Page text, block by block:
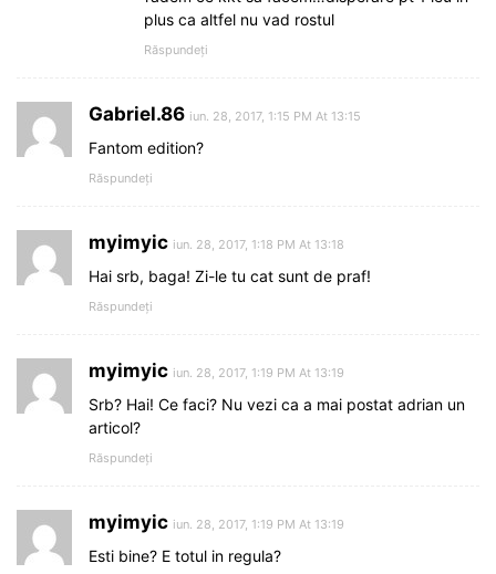
plus ca altfel nu vad rostul
Răspundeți
Gabriel.86 iun. 28, 2017, 1:15 PM At 13:15
Fantom edition?
Răspundeți
myimyic iun. 28, 2017, 1:18 PM At 13:18
Hai srb, baga! Zi-le tu cat sunt de praf!
Răspundeți
myimyic iun. 28, 2017, 1:19 PM At 13:19
Srb? Hai! Ce faci? Nu vezi ca a mai postat adrian un
articol?
Răspundeți
myimyic iun. 28, 2017, 1:19 PM At 13:19
Esti bine? E totul in regula?